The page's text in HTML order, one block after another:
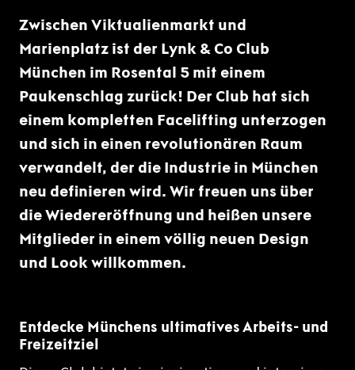
Zwischen Viktualienmarkt und
Marienplatz ist der Lynk & Co Club
München im Rosental 5 mit einem
Paukenschlag zurück! Der Club hat sich
einem kompletten Facelifting unterzogen
und sich in einen revolutionären Raum
verwandelt, der die Industrie in München
neu definieren wird. Wir freuen uns über
die Wiedereröffnung und heißen unsere
Mitglieder in einem völlig neuen Design
und Look willkommen.
Entdecke Münchens ultimatives Arbeits- und
Freizeitziel